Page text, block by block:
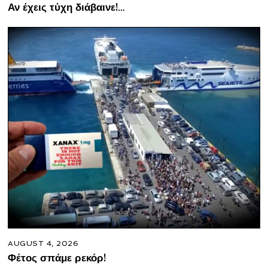
Αν έχεις τύχη διάβαινε!…
AUGUST 4, 2026
Φέτος σπάμε ρεκόρ!